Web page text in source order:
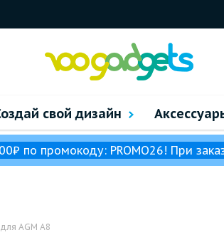
свой дизайн
по промокоду: PROMO26! При
AGM A8